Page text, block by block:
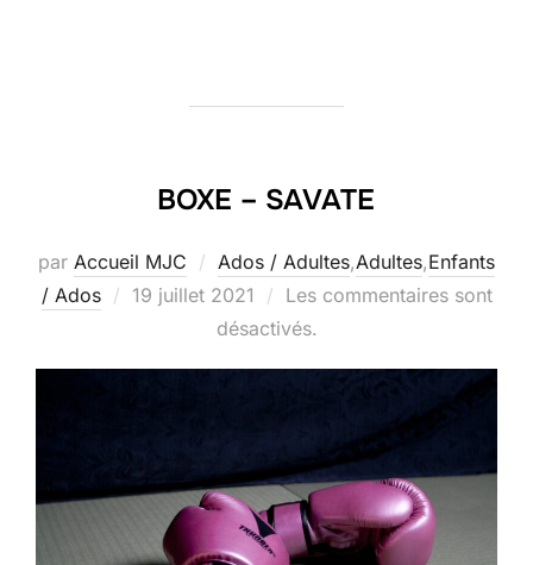
BOXE – SAVATE
par Accueil MJC Ados / Adultes,Adultes,Enfants
/ Ados
Publié
19 juillet 2021
Les commentaires sont
désactivés.